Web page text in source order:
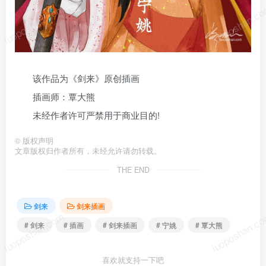
luoposhan.com
luoposhan.com
该作品为《剑来》原创插画
插画师：覃大熊
未经作者许可严禁用于商业目的!
© 版权声明
文章版权归作者所有，未经允许请勿转载。
THE END
剑来
剑来插画
# 剑来
# 插画 # 剑来插画 # 宁姚 # 覃大熊
喜欢就支持一下吧